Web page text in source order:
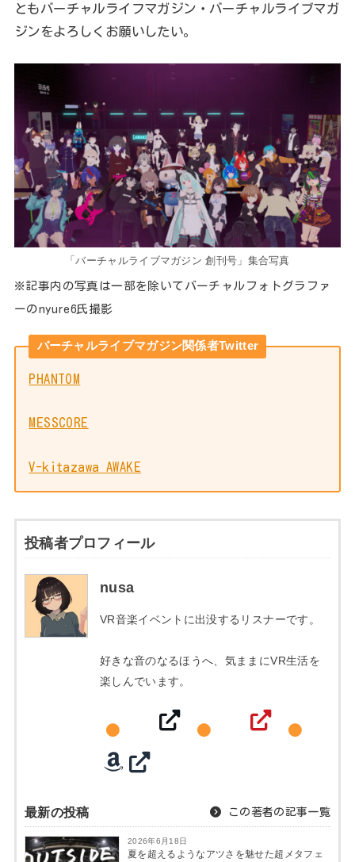
ともバーチャルライフマガジン・バーチャルライブマガ
ジンをよろしくお願いしたい。
「バーチャルライブマガジン 創刊号」集合写真
※記事内の写真は一部を除いてバーチャルフォトグラファ
ーのnyure6氏撮影
バーチャルライブマガジン関係者Twitter
PHANTOM
MESSCORE
V-kitazawa AWAKE
投稿者プロフィール
nusa
VR音楽イベントに出没するリスナーです。
好きな音のなるほうへ、気ままにVR生活を
楽しんでいます。
最新の投稿 この著者の記事一覧
2026年6月18日
夏を超えるようなアツさを魅せた超メタフェ